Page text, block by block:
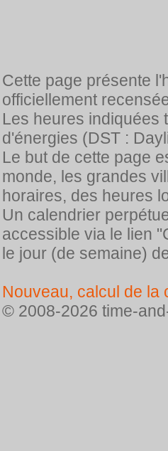
Cette page présente
officiellement
Les heures indiquées
d'énergies (DST :
Le but de cette page
monde, les grandes
horaires, des heures
Un calendrier
accessible via le lien
le jour (de semaine)
Nouveau, calcul de la
© 2008-2026 time-